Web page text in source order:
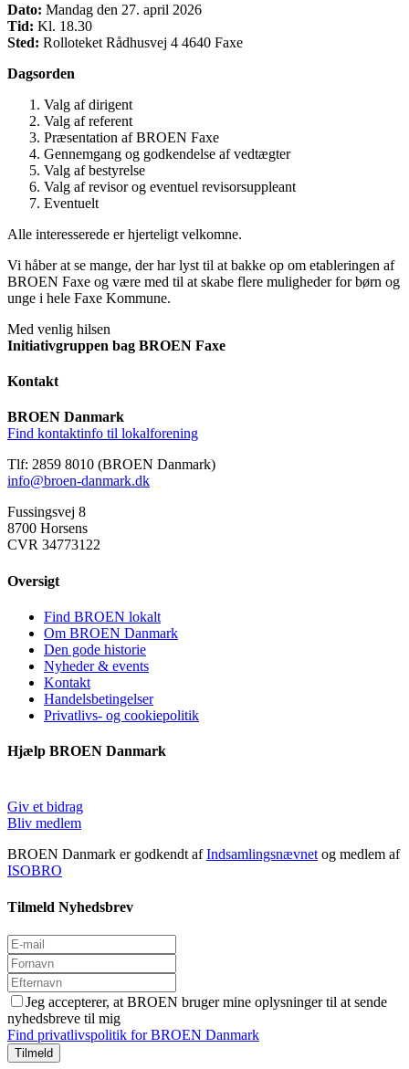
Dato: Mandag den 27. april 2026
Tid: Kl. 18.30
Sted: Rolloteket Rådhusvej 4 4640 Faxe
Dagsorden
Valg af dirigent
Valg af referent
Præsentation af BROEN Faxe
Gennemgang og godkendelse af vedtægter
Valg af bestyrelse
Valg af revisor og eventuel revisorsuppleant
Eventuelt
Alle interesserede er hjerteligt velkomne.
Vi håber at se mange, der har lyst til at bakke op om etableringen af
BROEN Faxe og være med til at skabe flere muligheder for børn og
unge i hele Faxe Kommune.
Med venlig hilsen
Initiativgruppen bag BROEN Faxe
Kontakt
BROEN Danmark
Find kontaktinfo til lokalforening
Tlf: 2859 8010 (BROEN Danmark)
info@broen-danmark.dk
Fussingsvej 8
8700 Horsens
CVR 34773122
Oversigt
Find BROEN lokalt
Om BROEN Danmark
Den gode historie
Nyheder & events
Kontakt
Handelsbetingelser
Privatlivs- og cookiepolitik
Hjælp BROEN Danmark
Giv et bidrag
Bliv medlem
BROEN Danmark er godkendt afIndsamlingsnævnetog medlem af
ISOBRO
Tilmeld Nyhedsbrev
Jeg accepterer, at BROEN bruger mine oplysninger til at sende
nyhedsbreve til mig
Find privatlivspolitik for BROEN Danmark